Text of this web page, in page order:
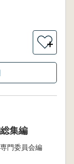
＋
集編
門委員会編